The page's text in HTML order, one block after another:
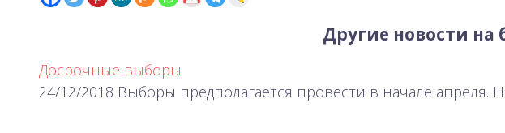
Другие новости на
Досрочные выборы
24/12/2018 Выборы предполагается провести в начале апреля.